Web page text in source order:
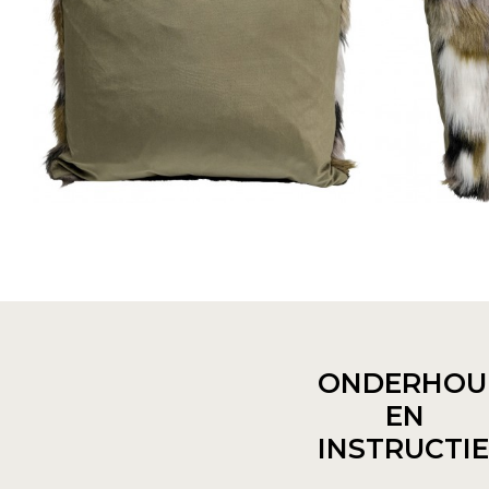
EN